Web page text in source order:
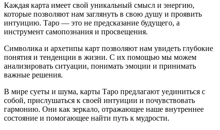
Каждая карта имеет свой уникальный смысл и энергию,
которые позволяют нам заглянуть в свою душу и проявить
интуицию. Таро — это не предсказание будущего, а
инструмент самопознания и просвещения.
Символика и архетипы карт позволяют нам увидеть глубокие
понятия и тенденции в жизни. С их помощью мы можем
анализировать ситуации, понимать эмоции и принимать
важные решения.
В мире суеты и шума, карты Таро предлагают уединиться с
собой, прислушаться к своей интуиции и почувствовать
гармонию. Они как зеркало, отражающее наше внутреннее
состояние и помогающее найти путь к мудрости.